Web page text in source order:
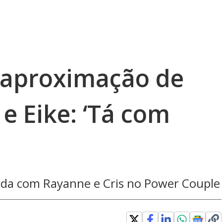
de
Eike: ‘Tá com
com Rayanne e Cris no Power Couple